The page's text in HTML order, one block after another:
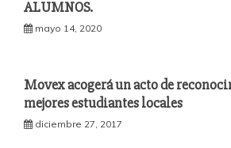
ALUMNOS.
mayo 14, 2020
Movex acogerá un acto de
mejores estudiantes locales
diciembre 27, 2017